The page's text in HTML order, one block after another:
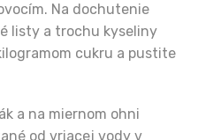
Na dochutenie
listy a trochu kyseliny
cukru a pustite
a na miernom ohni
od vriacej vody v